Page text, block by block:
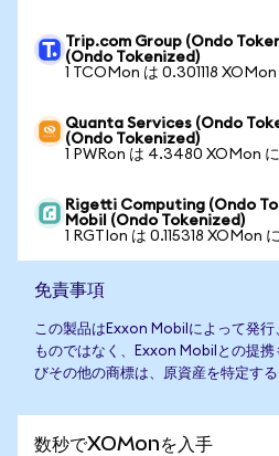
Trip.com Group (Ondo
(Ondo Tokenized)
1 TCOMon は 0.301118
Quanta Services (Ondo
(Ondo Tokenized)
1 PWRon は 4.3480 XOMon
Rigetti Computing (Ondo
Mobil (Ondo Tokenized)
1 RGTIon は 0.115318 XOMon
免責事項
この製品はExxon Mobilによって発行
ものではなく、Exxon Mobilとの提携
びその他の商標は、原資産を特定す
数秒でXOMonを入手